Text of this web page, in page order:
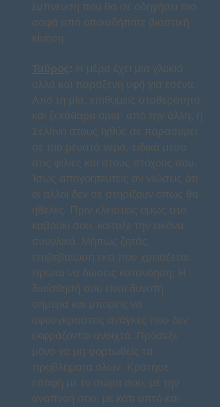
έμπνευση που θα σε οδηγήσει πιο
σοφά από οποιαδήποτε βιαστική
κίνηση.
Ταύρος: Η μέρα έχει μια γλυκιά
αλλά και παράξενη υφή για εσένα.
Από τη μία, επιθυμείς σταθερότητα
και ξεκάθαρα όρια· από την άλλη, η
Σελήνη στους Ιχθύς σε παρασύρει
σε πιο ρευστά νερά, ειδικά μέσα
στις φιλίες και στους στόχους σου.
Ίσως απογοητευτείς αν νιώσεις ότι
οι άλλοι δεν σε στηρίζουν όπως θα
ήθελες. Πριν κλειστείς όμως στο
καβούκι σου, κοίταξε την εικόνα
συνολικά. Μήπως ζητάς
επιβεβαίωση εκεί που χρειάζεται
πρώτα να δώσεις κατανόηση; Η
διαίσθησή σου είναι δυνατή
σήμερα και μπορείς να
αφουγκραστείς ανάγκες που δεν
εκφράζονται ανοιχτά. Πρόσεξε
μόνο να μη φορτωθείς τα
προβλήματα όλων. Κράτησε
επαφή με το σώμα σου, με την
αναπνοή σου, με κάτι απτό και